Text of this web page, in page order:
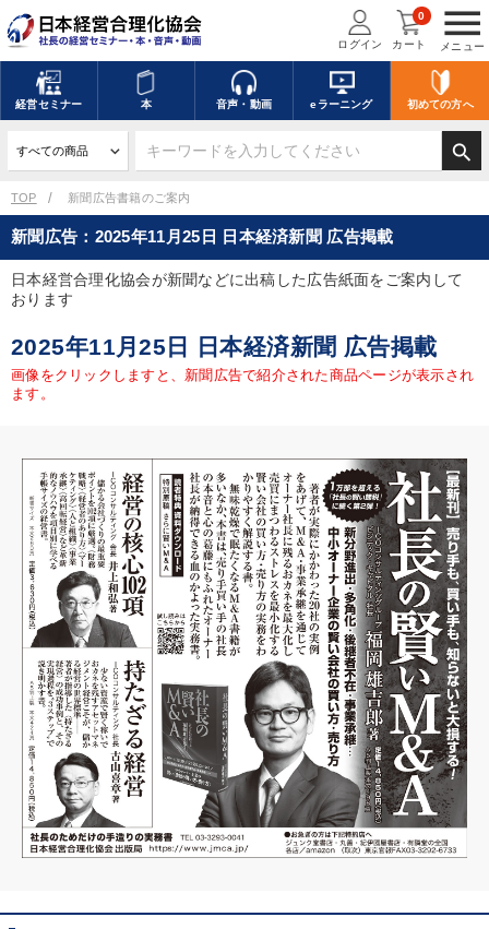
menu
メニュー
ログイン カート
0
経営セミナー 本 音声・動画 eラーニング 初めての方へ
search
TOP 新聞広告書籍のご案内
新聞広告：2025年11月25日 日本経済新聞 広告掲載
日本経営合理化協会が新聞などに出稿した広告紙面をご案内して
おります
2025年11月25日 日本経済新聞 広告掲載
画像をクリックしますと、新聞広告で紹介された商品ページが表示され
ます。